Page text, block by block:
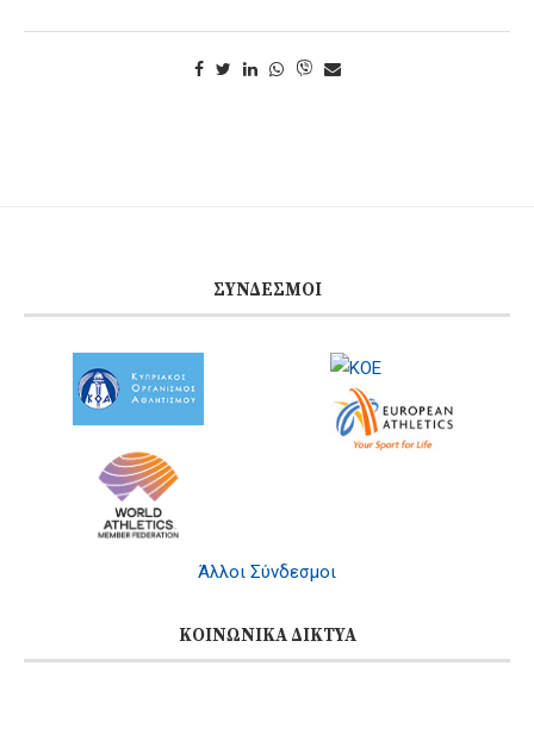
ΣΎΝΔΕΣΜΟΙ
Άλλοι Σύνδεσμοι
ΚΟΙΝΩΝΙΚΆ ΔΊΚΤΥΑ